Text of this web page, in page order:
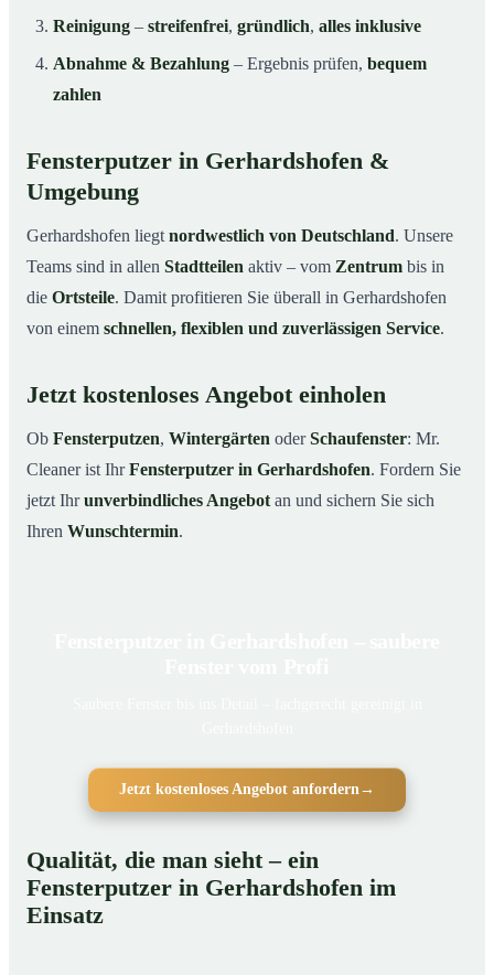
Reinigung – streifenfrei, gründlich, alles inklusive
Abnahme & Bezahlung – Ergebnis prüfen, bequem
zahlen
Fensterputzer in Gerhardshofen &
Umgebung
Gerhardshofen liegt nordwestlich von Deutschland. Unsere
Teams sind in allen Stadtteilen aktiv – vom Zentrum bis in
die Ortsteile. Damit profitieren Sie überall in Gerhardshofen
von einem schnellen, flexiblen und zuverlässigen Service.
Jetzt kostenloses Angebot einholen
Ob Fensterputzen, Wintergärten oderSchaufenster: Mr.
Cleaner ist IhrFensterputzer in Gerhardshofen. Fordern Sie
jetzt Ihrunverbindliches Angebot an und sichern Sie sich
Ihren Wunschtermin.
Jetzt kostenloses Angebot anfordern→
Qualität, die man sieht – ein
Fensterputzer in Gerhardshofen im
Einsatz